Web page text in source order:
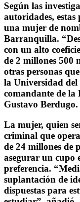
Según las
autoridades,
una mujer de
Barranquilla.
con un alto
de 2 millones 500
otras personas
la Universidad del
comandante de
Gustavo Berdugo.
La mujer, quien
criminal que
de 24 millones de
asegurar un cupo
preferencia.
suplantación de
dispuestas para